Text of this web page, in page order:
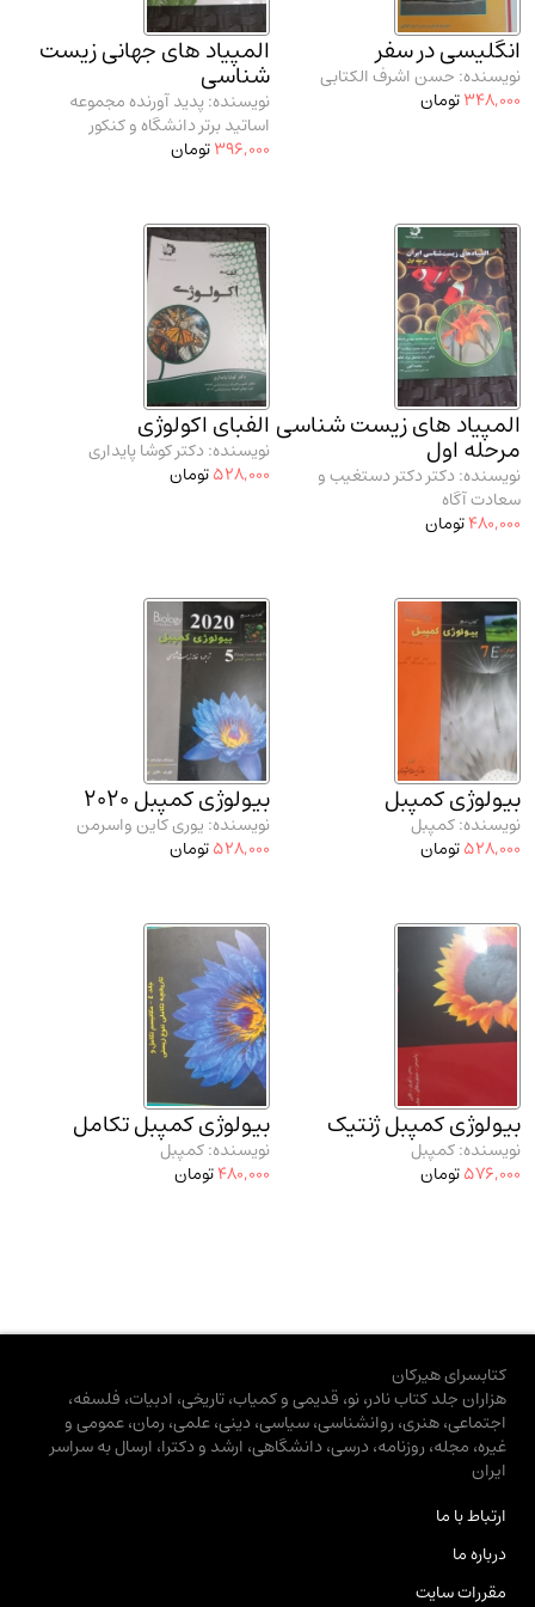
مدرسان شریف و انتشارت ارشد کتاب‌های..
دانشگاه پیامـ نور(10)
انگلیسی در سفر
نویسنده: حسن اشرف الکتابی
348,000تومان
المپیاد های جهانی زیست
شناسی
نویسنده: پدید آورنده مجموعه
اساتید برتر دانشگاه و کنکور
396,000تومان
المپیاد های زیست شناسی
مرحله اول
نویسنده: دکتر دکتر دستغیب و
سعادت آگاه
480,000تومان
الفبای اکولوژی
نویسنده: دکتر کوشا پایداری
528,000تومان
بیولوژی کمپبل
نویسنده: کمپبل
528,000تومان
بیولوژی کمپبل 2020
نویسنده: یوری کاین واسرمن
528,000تومان
بیولوژی کمپبل ژنتیک
نویسنده: کمپبل
576,000تومان
بیولوژی کمپبل تکامل
نویسنده: کمپبل
480,000تومان
کتابسرای هیرکان
هزاران جلد کتاب نادر، نو، قدیمی و کمیاب، تاریخی، ادبیات، فلسفه،
اجتماعی، هنری، روانشناسی، سیاسی، دینی، علمی، رمان، عمومی و
غیره، مجله، روزنامه، درسی، دانشگاهی، ارشد و دکترا، ارسال به سراسر
ایران
ارتباط با ما
درباره ما
مقررات سایت